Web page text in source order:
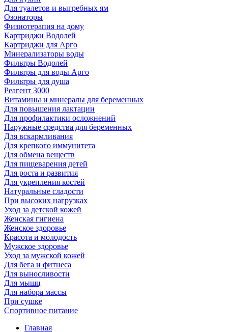
Для туалетов и выгребных ям
Озонаторы
Физиотерапия на дому
Картриджи Водолей
Картриджи для Арго
Минерализаторы воды
Фильтры Водолей
Фильтры для воды Арго
Фильтры для душа
Реагент 3000
Витамины и минералы для беременных
Для повышения лактации
Для профилактики осложнений
Наружные средства для беременных
Для вскармливания
Для крепкого иммунитета
Для обмена веществ
Для пищеварения детей
Для роста и развития
Для укрепления костей
Натуральные сладости
При высоких нагрузках
Уход за детской кожей
Женская гигиена
Женское здоровье
Красота и молодость
Мужское здоровье
Уход за мужской кожей
Для бега и фитнеса
Для выносливости
Для мышц
Для набора массы
При сушке
Спортивное питание
Главная